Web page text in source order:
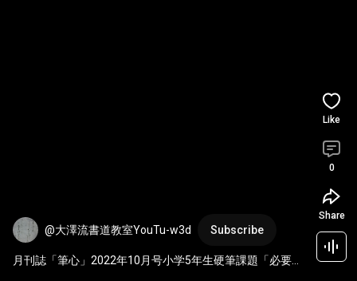
@大澤流書道教室YouTu-w3d Subscribe
月刊誌「筆心」2022年10月号小学5年生硬筆課題「必要な
Like
0
Share